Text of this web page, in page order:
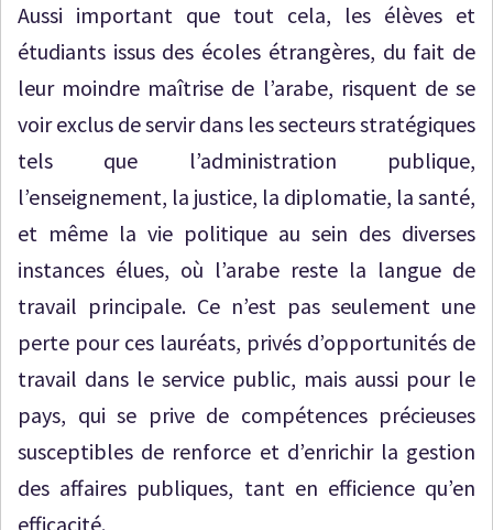
Aussi important que tout cela, les élèves et
étudiants issus des écoles étrangères, du fait de
leur moindre maîtrise de l’arabe, risquent de se
voir exclus de servir dans les secteurs stratégiques
tels que l’administration publique,
l’enseignement, la justice, la diplomatie, la santé,
et même la vie politique au sein des diverses
instances élues, où l’arabe reste la langue de
travail principale. Ce n’est pas seulement une
perte pour ces lauréats, privés d’opportunités de
travail dans le service public, mais aussi pour le
pays, qui se prive de compétences précieuses
susceptibles de renforce et d’enrichir la gestion
des affaires publiques, tant en efficience qu’en
efficacité.